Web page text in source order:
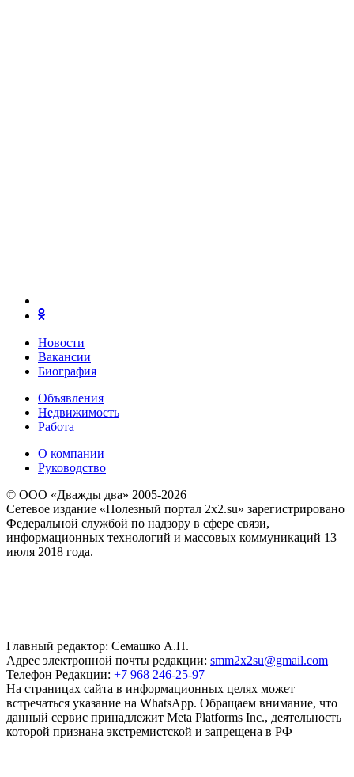
Новости
Вакансии
Биография
Объявления
Недвижимость
Работа
О компании
Руководство
© ООО «Дважды два» 2005-2026
Сетевое издание «Полезный портал 2x2.su» зарегистрировано
Федеральной службой по надзору в сфере связи,
информационных технологий и массовых коммуникаций 13
июля 2018 года.
Главный редактор: Семашко А.Н.
Адрес электронной почты редакции: smm2x2su@gmail.com
Телефон Редакции: +7 968 246-25-97
На страницах сайта в информационных целях может
встречаться указание на WhatsApp. Обращаем внимание, что
данный сервис принадлежит Meta Platforms Inc., деятельность
которой признана экстремистской и запрещена в РФ